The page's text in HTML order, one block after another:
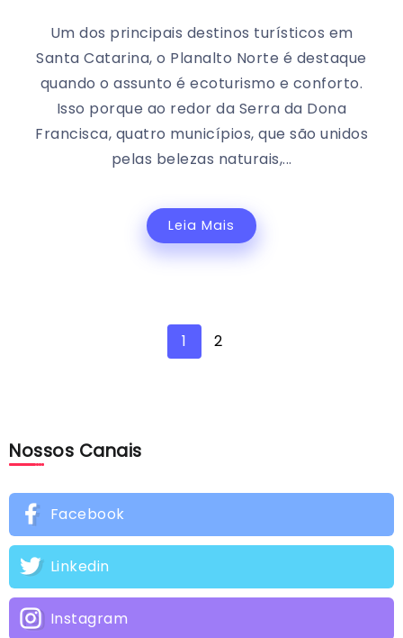
Um dos principais destinos turísticos em
Santa Catarina, o Planalto Norte é destaque
quando o assunto é ecoturismo e conforto.
Isso porque ao redor da Serra da Dona
Francisca, quatro municípios, que são unidos
pelas belezas naturais,...
Leia Mais
1 2
Nossos Canais
Facebook
Linkedin
Instagram